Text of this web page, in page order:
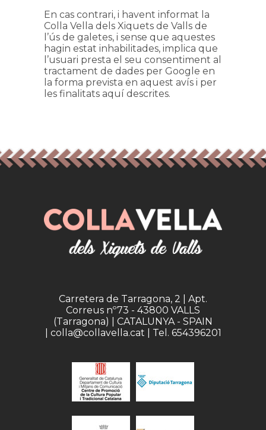
En cas contrari, i havent informat la
Colla Vella dels Xiquets de Valls de
l’ús de galetes, i sense que aquestes
hagin estat inhabilitades, implica que
l’usuari presta el seu consentiment al
tractament de dades per Google en
la forma prevista en aquest avís i per
les finalitats aquí descrites.
Carretera de Tarragona, 2 | Apt.
Correus nº73 - 43800 VALLS
(Tarragona) | CATALUNYA - SPAIN
| colla@collavella.cat | Tel. 654396201